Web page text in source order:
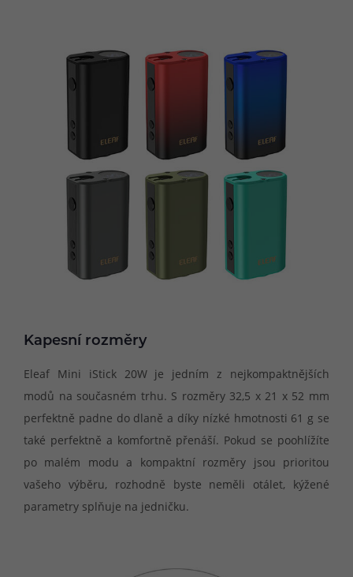
Kapesní rozměry
Eleaf Mini iStick 20W je jedním z nejkompaktnějších
modů na současném trhu. S rozměry 32,5 x 21 x 52 mm
perfektně padne do dlaně a díky nízké hmotnosti 61 g se
také perfektně a komfortně přenáší. Pokud se poohlížíte
po malém modu a kompaktní rozměry jsou prioritou
vašeho výběru, rozhodně byste neměli otálet, kýžené
parametry splňuje na jedničku.